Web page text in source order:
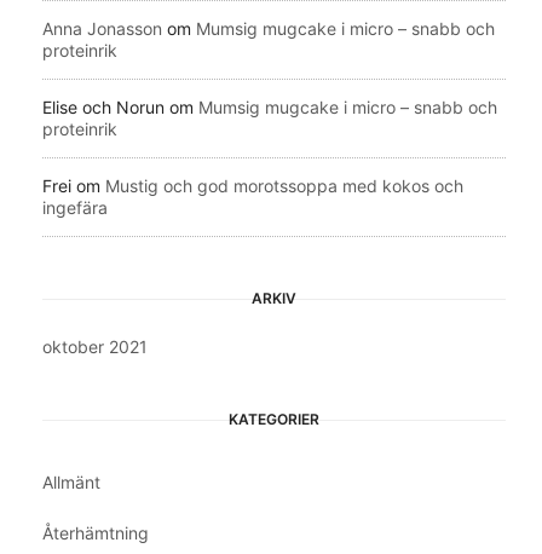
Anna Jonasson om Mumsig mugcake i micro – snabb och
proteinrik
Elise och Norun om Mumsig mugcake i micro – snabb och
proteinrik
Frei om Mustig och god morotssoppa med kokos och
ingefära
ARKIV
oktober 2021
KATEGORIER
Allmänt
Återhämtning